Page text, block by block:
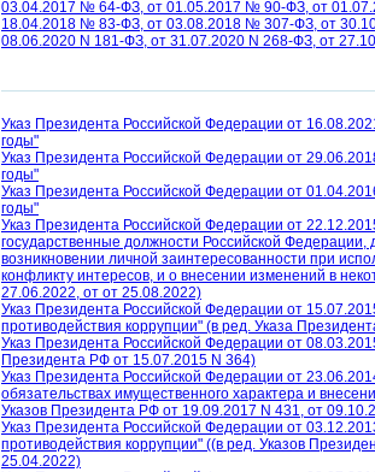
03.04.2017 № 64-ФЗ, от 01.05.2017 № 90-ФЗ, от
18.04.2018 № 83-ФЗ, от 03.08.2018 № 307-ФЗ, от
08.06.2020 N 181-ФЗ, от 31.07.2020 N 268-ФЗ, от
Указ Президента Российской Федерации от
годы"
Указ Президента Российской Федерации от
годы"
Указ Президента Российской Федерации от
годы"
Указ Президента Российской Федерации от
государственные должности Российской
возникновении личной заинтересованности при
конфликту интересов, и о внесении изменений в
27.06.2022, от от 25.08.2022)
Указ Президента Российской Федерации от
противодействия коррупции" (в ред. Указа
Указ Президента Российской Федерации от
Президента РФ от 15.07.2015 N 364)
Указ Президента Российской Федерации от
обязательствах имущественного характера и
Указов Президента РФ от 19.09.2017 N 431, от
Указ Президента Российской Федерации от
противодействия коррупции" ((в ред. Указов
25.04.2022)